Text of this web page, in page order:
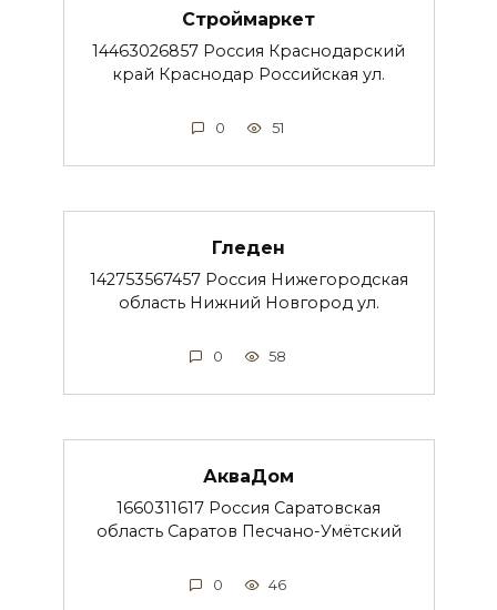
Строймаркет
14463026857 Россия Краснодарский
край Краснодар Российская ул.
0 51
Гледен
142753567457 Россия Нижегородская
область Нижний Новгород ул.
0 58
АкваДом
1660311617 Россия Саратовская
область Саратов Песчано-Умётский
0 46